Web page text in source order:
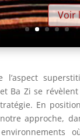
Voir
l’aspect
Ba Zi se
En
approche,